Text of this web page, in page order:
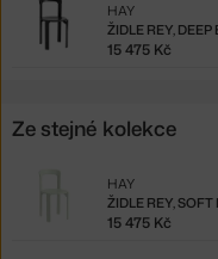
ŽIDLE REY, DEEP
HAY
15 475 Kč
Ze stejné kolekce
ŽIDLE REY,
HAY
15 475 Kč